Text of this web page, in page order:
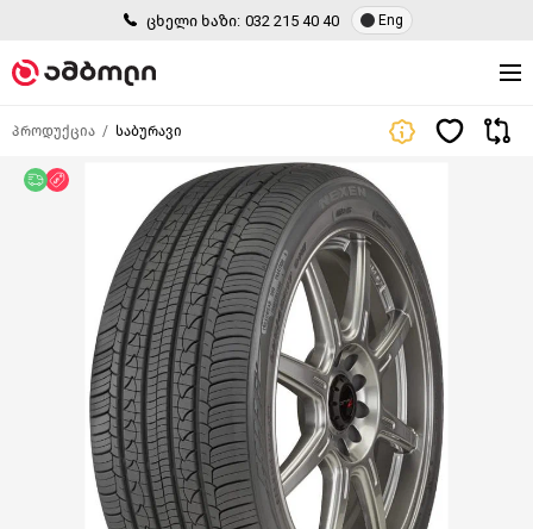
ცხელი ხაზი: 032 215 40 40 Eng
პროდუქცია საბურავი
უფასო მიწოდება